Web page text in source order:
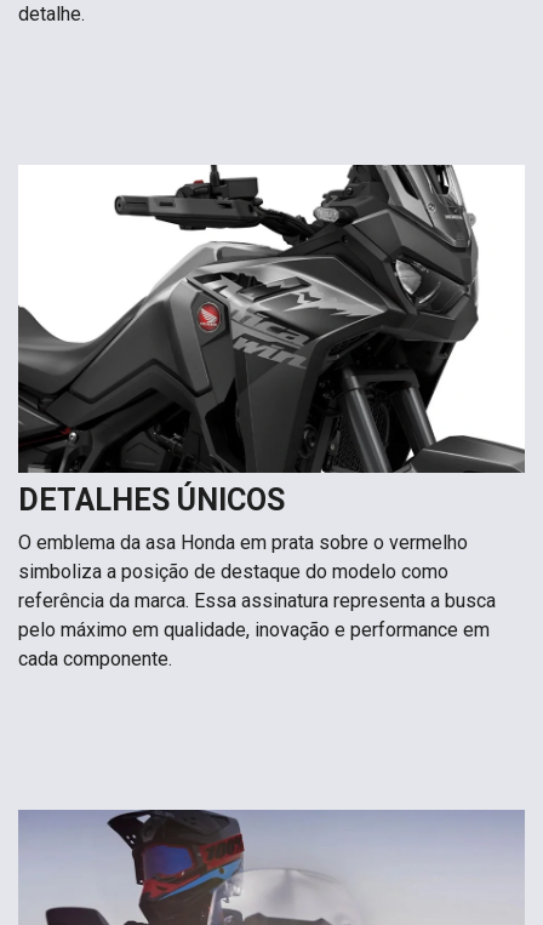
detalhe.
DETALHES ÚNICOS
O emblema da asa Honda em prata sobre o vermelho
simboliza a posição de destaque do modelo como
referência da marca. Essa assinatura representa a busca
pelo máximo em qualidade, inovação e performance em
cada componente.